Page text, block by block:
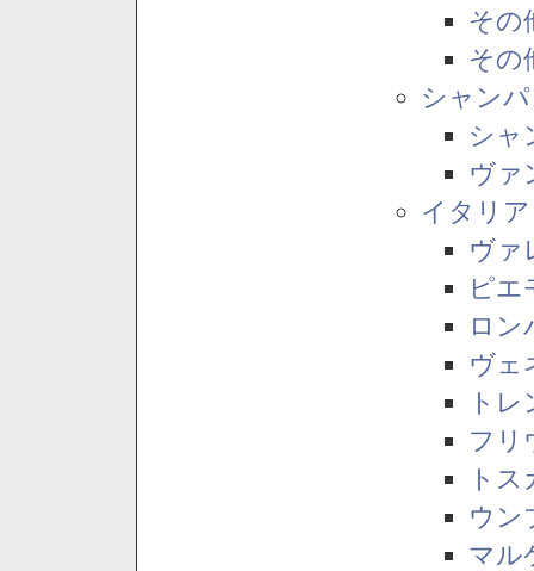
その
その
シャン
シャ
ヴァ
イタリア
ヴァ
ピエ
ロン
ヴェ
ト
フリ
ト
ウン
マル